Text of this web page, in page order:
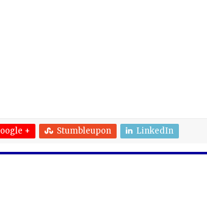
+ Stumbleupon LinkedIn